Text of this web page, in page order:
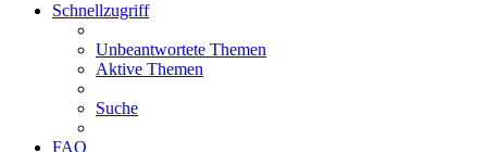
Schnellzugriff
Unbeantwortete Themen
Aktive Themen
Suche
FAQ